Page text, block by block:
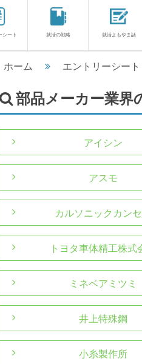
シート 就活の戦略 就活よもやま話
ホーム エントリーシート
部品メーカー業界
アイシン
アスモ
カルソニックカン
トヨタ車体精工株式
ミネベアミツミ
井上特殊鋼
小糸製作所